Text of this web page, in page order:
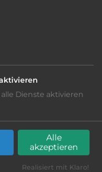
Dienste aktivieren
Alle
akzeptieren
Realisiert mit Klaro!